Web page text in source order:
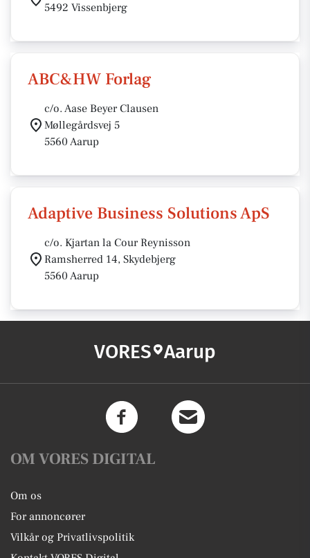
5492 Vissenbjerg
ABC&HW Forlag
c/o. Aase Beyer Clausen
Møllegårdsvej 5
5560 Aarup
Adaptive Business Solutions ApS
c/o. Kjartan la Cour Reynisson
Ramsherred 14, Skydebjerg
5560 Aarup
VORES Aarup
OM VORES DIGITAL
Om os
For annoncører
Vilkår og Privatlivspolitik